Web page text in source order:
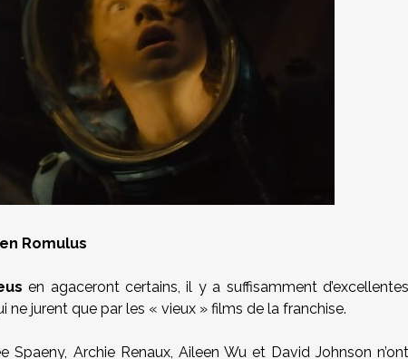
Romulus
en agaceront certains, il y a suffisamment
jurent que par les « vieux » films de la franchise.
Archie Renaux, Aileen Wu et David Johnson n’ont